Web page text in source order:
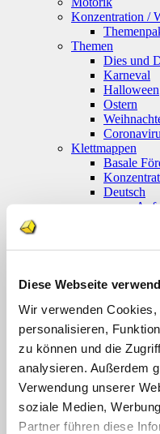
Diese Webseite
Wir verwenden
personalisieren,
zu können und die
analysieren. Außerdem
Verwendung unserer
soziale Medien,
Partner führen diese
Konzentration /
Themen
Dies und
Karneval
Halloween
Ostern
Klettmappen
Basale
Deutsch
Geld
Uhr
Englisch
Druckwerke
Deutsch